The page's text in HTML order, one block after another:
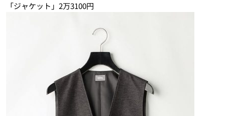
「ジャケット」2万3100円